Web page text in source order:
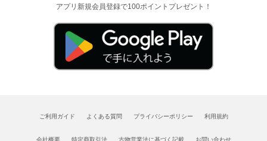
アプリ新規会員登録で100ポイントプレゼント！
ご利用ガイド よくある質問 プライバシーポリシー 利用規約
会社概要 特定商取引法 古物営業法に基づく記載 お問い合わせ